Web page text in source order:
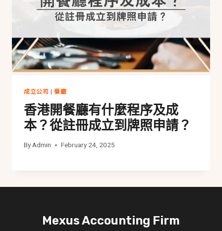
成立公司 |餐廳
香港開餐廳有什麼程序及成
本？從註冊成立到牌照申請？
By Admin February 24, 2025
Mexus Accounting Firm